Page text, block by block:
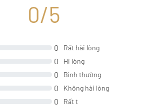
0/5
0 Rất hài lòng
0 Hi lòng
0 Bình thường
0 Không hài lòng
0 Rất t